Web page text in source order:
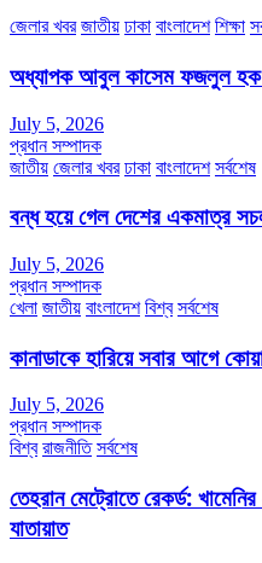
জেলার খবর জাতীয় ঢাকা বাংলাদেশ শিক্ষা
অধ্যাপক আবুল কাসেম ফজলুল হক
July 5, 2026
প্রধান সম্পাদক
জাতীয় জেলার খবর ঢাকা বাংলাদেশ সর্বশেষ
বন্ধ হয়ে গেল দেশের একমাত্র
July 5, 2026
প্রধান সম্পাদক
খেলা জাতীয় বাংলাদেশ বিশ্ব সর্বশেষ
কানাডাকে হারিয়ে সবার আগে
July 5, 2026
প্রধান সম্পাদক
বিশ্ব রাজনীতি সর্বশেষ
তেহরান মেট্রোতে রেকর্ড:
যাতায়াত